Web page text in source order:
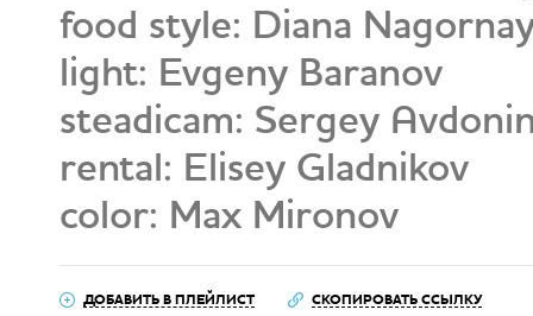
food style: Diana
light: Evgeny Baranov
steadicam: Sergey
rental: Elisey Gladnikov
color: Max Mironov
ДОБАВИТЬ В ПЛЕЙЛИСТ СКОПИРОВАТЬ ССЫЛКУ